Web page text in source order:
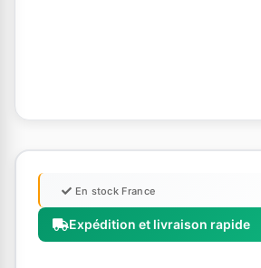
Expédition et livraison rapide
En stock France